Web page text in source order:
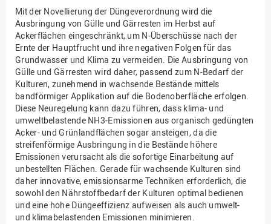
Mit der Novellierung der Düngeverordnung wird die
Ausbringung von Gülle und Gärresten im Herbst auf
Ackerflächen eingeschränkt, um N-Überschüsse nach der
Ernte der Hauptfrucht und ihre negativen Folgen für das
Grundwasser und Klima zu vermeiden. Die Ausbringung von
Gülle und Gärresten wird daher, passend zum N-Bedarf der
Kulturen, zunehmend in wachsende Bestände mittels
bandförmiger Applikation auf die Bodenoberfläche erfolgen.
Diese Neuregelung kann dazu führen, dass klima- und
umweltbelastende NH3-Emissionen aus organisch gedüngten
Acker- und Grünlandflächen sogar ansteigen, da die
streifenförmige Ausbringung in die Bestände höhere
Emissionen verursacht als die sofortige Einarbeitung auf
unbestellten Flächen. Gerade für wachsende Kulturen sind
daher innovative, emissionsarme Techniken erforderlich, die
sowohl den Nährstoffbedarf der Kulturen optimal bedienen
und eine hohe Düngeeffizienz aufweisen als auch umwelt-
und klimabelastenden Emissionen minimieren.